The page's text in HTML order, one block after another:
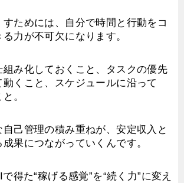
ためには、自分で時間と行動をコ
力が不可欠になります。
組み化しておくこと、タスクの優先
くこと、スケジュールに沿って
。
自己管理の積み重ねが、安定収入と
果につながっていくんです。
得た“稼げる感覚”を“続く力”に変え